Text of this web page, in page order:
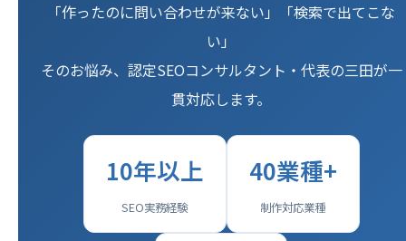
「作ったのに問い合わせが来ない」「検索で出てこな
い」
そのお悩み、認定SEOコンサルタント・代表の三田が一
貫対応します。
10年以上
SEO実務経験
40業種+
制作対応業種